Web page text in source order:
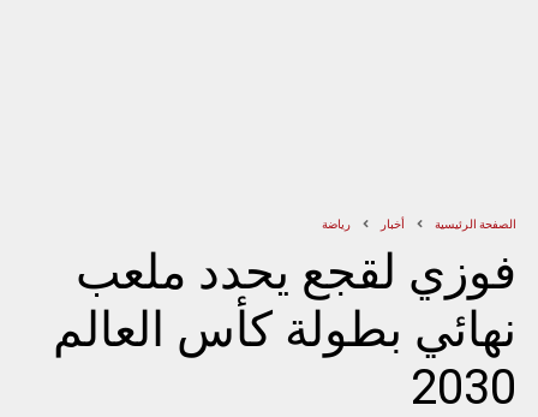
الصفحة الرئيسية أخبار رياضة
فوزي لقجع يحدد ملعب
نهائي بطولة كأس العالم
2030